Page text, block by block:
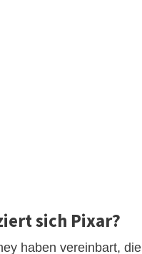
sich Pixar?
haben vereinbart, die